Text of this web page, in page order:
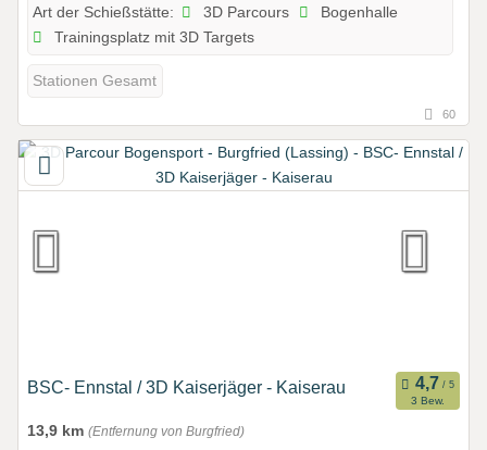
Art der Schießstätte: 3D Parcours
Bogenhalle
Trainingsplatz mit 3D Targets
Stationen Gesamt
60
BSC- Ennstal / 3D Kaiserjäger - Kaiserau
3 Bew.
13,9 km (Entfernung von Burgfried)